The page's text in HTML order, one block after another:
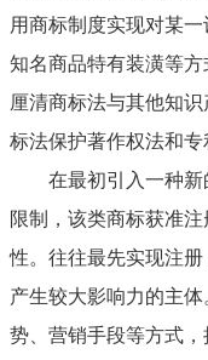
用商标制度实现对某
知名商品特有装潢等
厘清商标法与其他知
标法保护著作权法和专
在最初引入一种新
限制，该类商标获准
性。往往最先实现注
产生较大影响力的主
势、营销手段等方式